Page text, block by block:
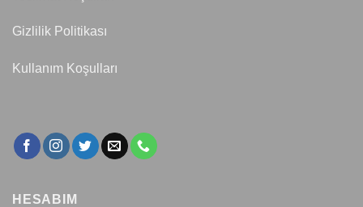
Gizlilik Politikası
Kullanım Koşulları
HESABIM